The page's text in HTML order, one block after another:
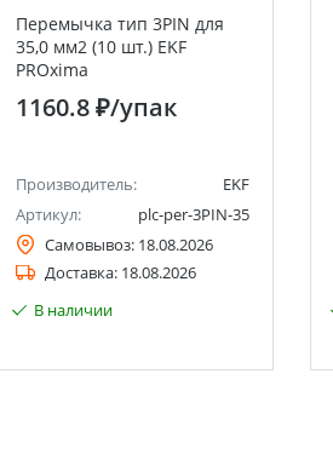
Перемычка тип 3PIN для
35,0 мм2 (10 шт.) EKF
PROxima
1160.8 ₽/упак
Производитель:
EKF
Артикул:
plc-per-3PIN-35
Самовывоз: 18.08.2026
Доставка: 18.08.2026
В наличии